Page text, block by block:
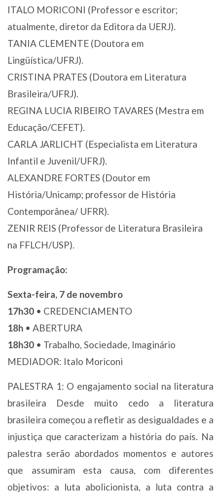
ITALO MORICONI (Professor e escritor;
atualmente, diretor da Editora da UERJ).
TANIA CLEMENTE (Doutora em
Lingüística/UFRJ).
CRISTINA PRATES (Doutora em Literatura
Brasileira/UFRJ).
REGINA LUCIA RIBEIRO TAVARES (Mestra em
Educação/CEFET).
CARLA JARLICHT (Especialista em Literatura
Infantil e Juvenil/UFRJ).
ALEXANDRE FORTES (Doutor em
História/Unicamp; professor de História
Contemporânea/ UFRR).
ZENIR REIS (Professor de Literatura Brasileira
na FFLCH/USP).
Programação:
Sexta-feira, 7 de novembro
17h30 • CREDENCIAMENTO
18h • ABERTURA
18h30 • Trabalho, Sociedade, Imaginário
MEDIADOR: Italo Moriconi
PALESTRA 1: O engajamento social na literatura
brasileira Desde muito cedo a literatura
brasileira começou a refletir as desigualdades e a
injustiça que caracterizam a história do país. Na
palestra serão abordados momentos e autores
que assumiram esta causa, com diferentes
objetivos: a luta abolicionista, a luta contra a